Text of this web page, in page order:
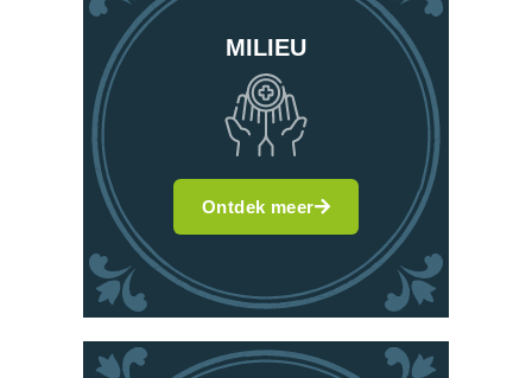
MILIEU
Ontdek meer